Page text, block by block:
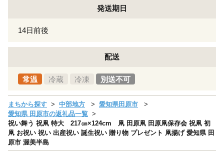
発送期日
14日前後
配送
常温 冷蔵 冷凍 別送不可
まちから探す 中部地方
愛知県田原市
愛知県 田原市の返礼品一覧
祝い舞う 祝凧 特大 217㎝×124cm 凧 田原凧 田原凧保存会 祝凧 初
凧 お祝い 祝い 出産祝い 誕生祝い 贈り物 プレゼント 凧揚げ 愛知県 田
原市 渥美半島